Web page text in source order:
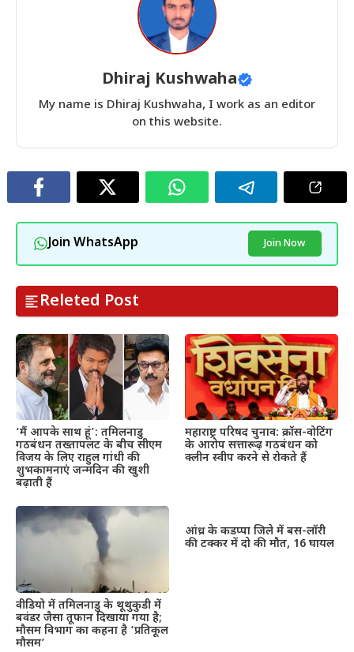
Dhiraj Kushwaha
My name is Dhiraj Kushwaha, I work as an editor
on this website.
Join WhatsApp Join Now
Releted Post
‘मैं आपके साथ हूं’: तमिलनाडु
गठबंधन तख्तापलट के बीच सीएम
विजय के लिए राहुल गांधी की
शुभकामनाएं जन्मदिन की खुशी
बढ़ाती हैं
महाराष्ट्र परिषद चुनाव: क्रॉस-वोटिंग
के आरोप सत्तारूढ़ गठबंधन को
क्लीन स्वीप करने से रोकते हैं
वीडियो में तमिलनाडु के थूथुकुडी में
बवंडर जैसा तूफान दिखाया गया है;
मौसम विभाग का कहना है ‘प्रतिकूल
मौसम’
आंध्र के कडप्पा जिले में बस-लॉरी
की टक्कर में दो की मौत, 16 घायल